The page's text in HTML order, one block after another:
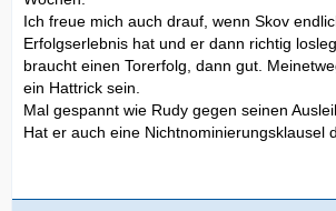
Ich freue mich auch drauf, wenn Skov
Erfolgserlebnis hat und er dann richtig
braucht einen Torerfolg, dann gut.
ein Hattrick sein.
Mal gespannt wie Rudy gegen seinen
Hat er auch eine Nichtnominierungsklausel